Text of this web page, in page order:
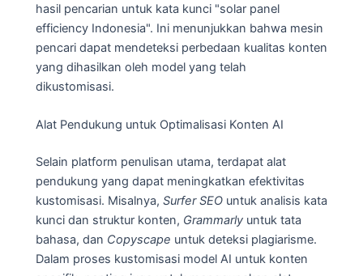
hasil pencarian untuk kata kunci "solar panel
efficiency Indonesia". Ini menunjukkan bahwa mesin
pencari dapat mendeteksi perbedaan kualitas konten
yang dihasilkan oleh model yang telah
dikustomisasi.
Alat Pendukung untuk Optimalisasi Konten AI
Selain platform penulisan utama, terdapat alat
pendukung yang dapat meningkatkan efektivitas
kustomisasi. Misalnya, Surfer SEO untuk analisis kata
kunci dan struktur konten, Grammarly untuk tata
bahasa, dan Copyscape untuk deteksi plagiarisme.
Dalam proses kustomisasi model AI untuk konten